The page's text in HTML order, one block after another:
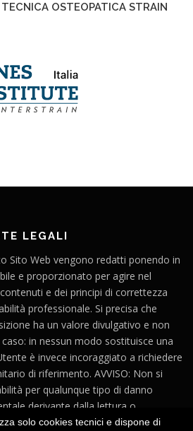
OSTEOPATICA STRAIN
LEGALI
Sito Web vengono redatti ponendo in
e proporzionato per agire nel
e dei principi di correttezza
professionale. Si precisa che
ha un valore divulgativo e non
in nessun modo sostituisce una
è invece incoraggiato a richiedere
di riferimento. AVVISO: Non si
per qualunque tipo di danno
derivante dalla lettura o
contenuto in questo Sito o in altri siti
solo cookies tecnici e dispone di